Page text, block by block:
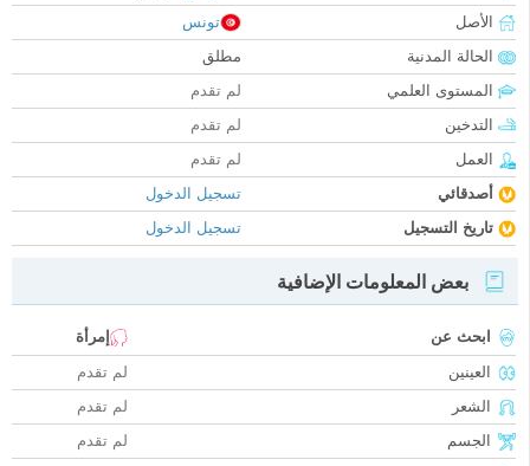
الأصل
تونس
الحالة المدنية
مطلق
المستوى العلمي
لم تقدم
التدخين
لم تقدم
العمل
لم تقدم
أصدقائي
تسجيل الدخول
تاريخ التسجيل
تسجيل الدخول
بعض المعلومات الإضافية
ابحث عن
إمرأة
العينين
لم تقدم
الشعر
لم تقدم
الجسم
لم تقدم